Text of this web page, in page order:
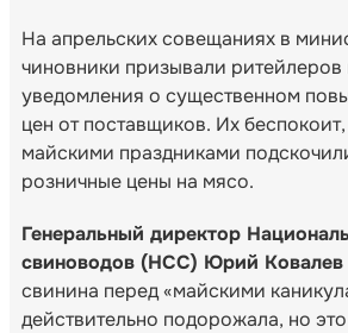
На апрельских совещаниях в
чиновники призывали ритейлеров
уведомления о существенном
цен от поставщиков. Их
майскими праздниками
розничные цены на мясо.
Генеральный директор
свиноводов (НСС) Юрий Ковалев
свинина перед «майскими
действительно подорожала, но